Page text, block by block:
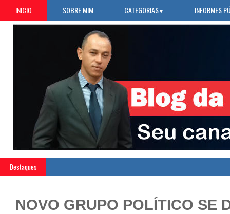
INICIO SOBRE MIM CATEGORIAS▼ INFORMES
Destaques
NOVO GRUPO POLÍTICO SE